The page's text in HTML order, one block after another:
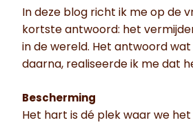
In deze blog richt ik me op de
kortste antwoord: het
in de wereld. Het antwoord
daarna, realiseerde ik me dat
Bescherming
Het hart is dé plek waar we